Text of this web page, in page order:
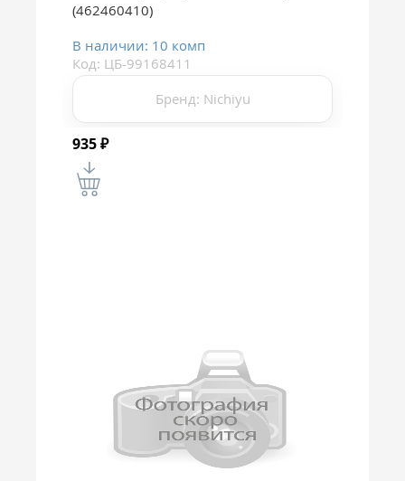
(462460410)
В наличии: 10 комп
Код: ЦБ-99168411
Бренд: Nichiyu
935₽